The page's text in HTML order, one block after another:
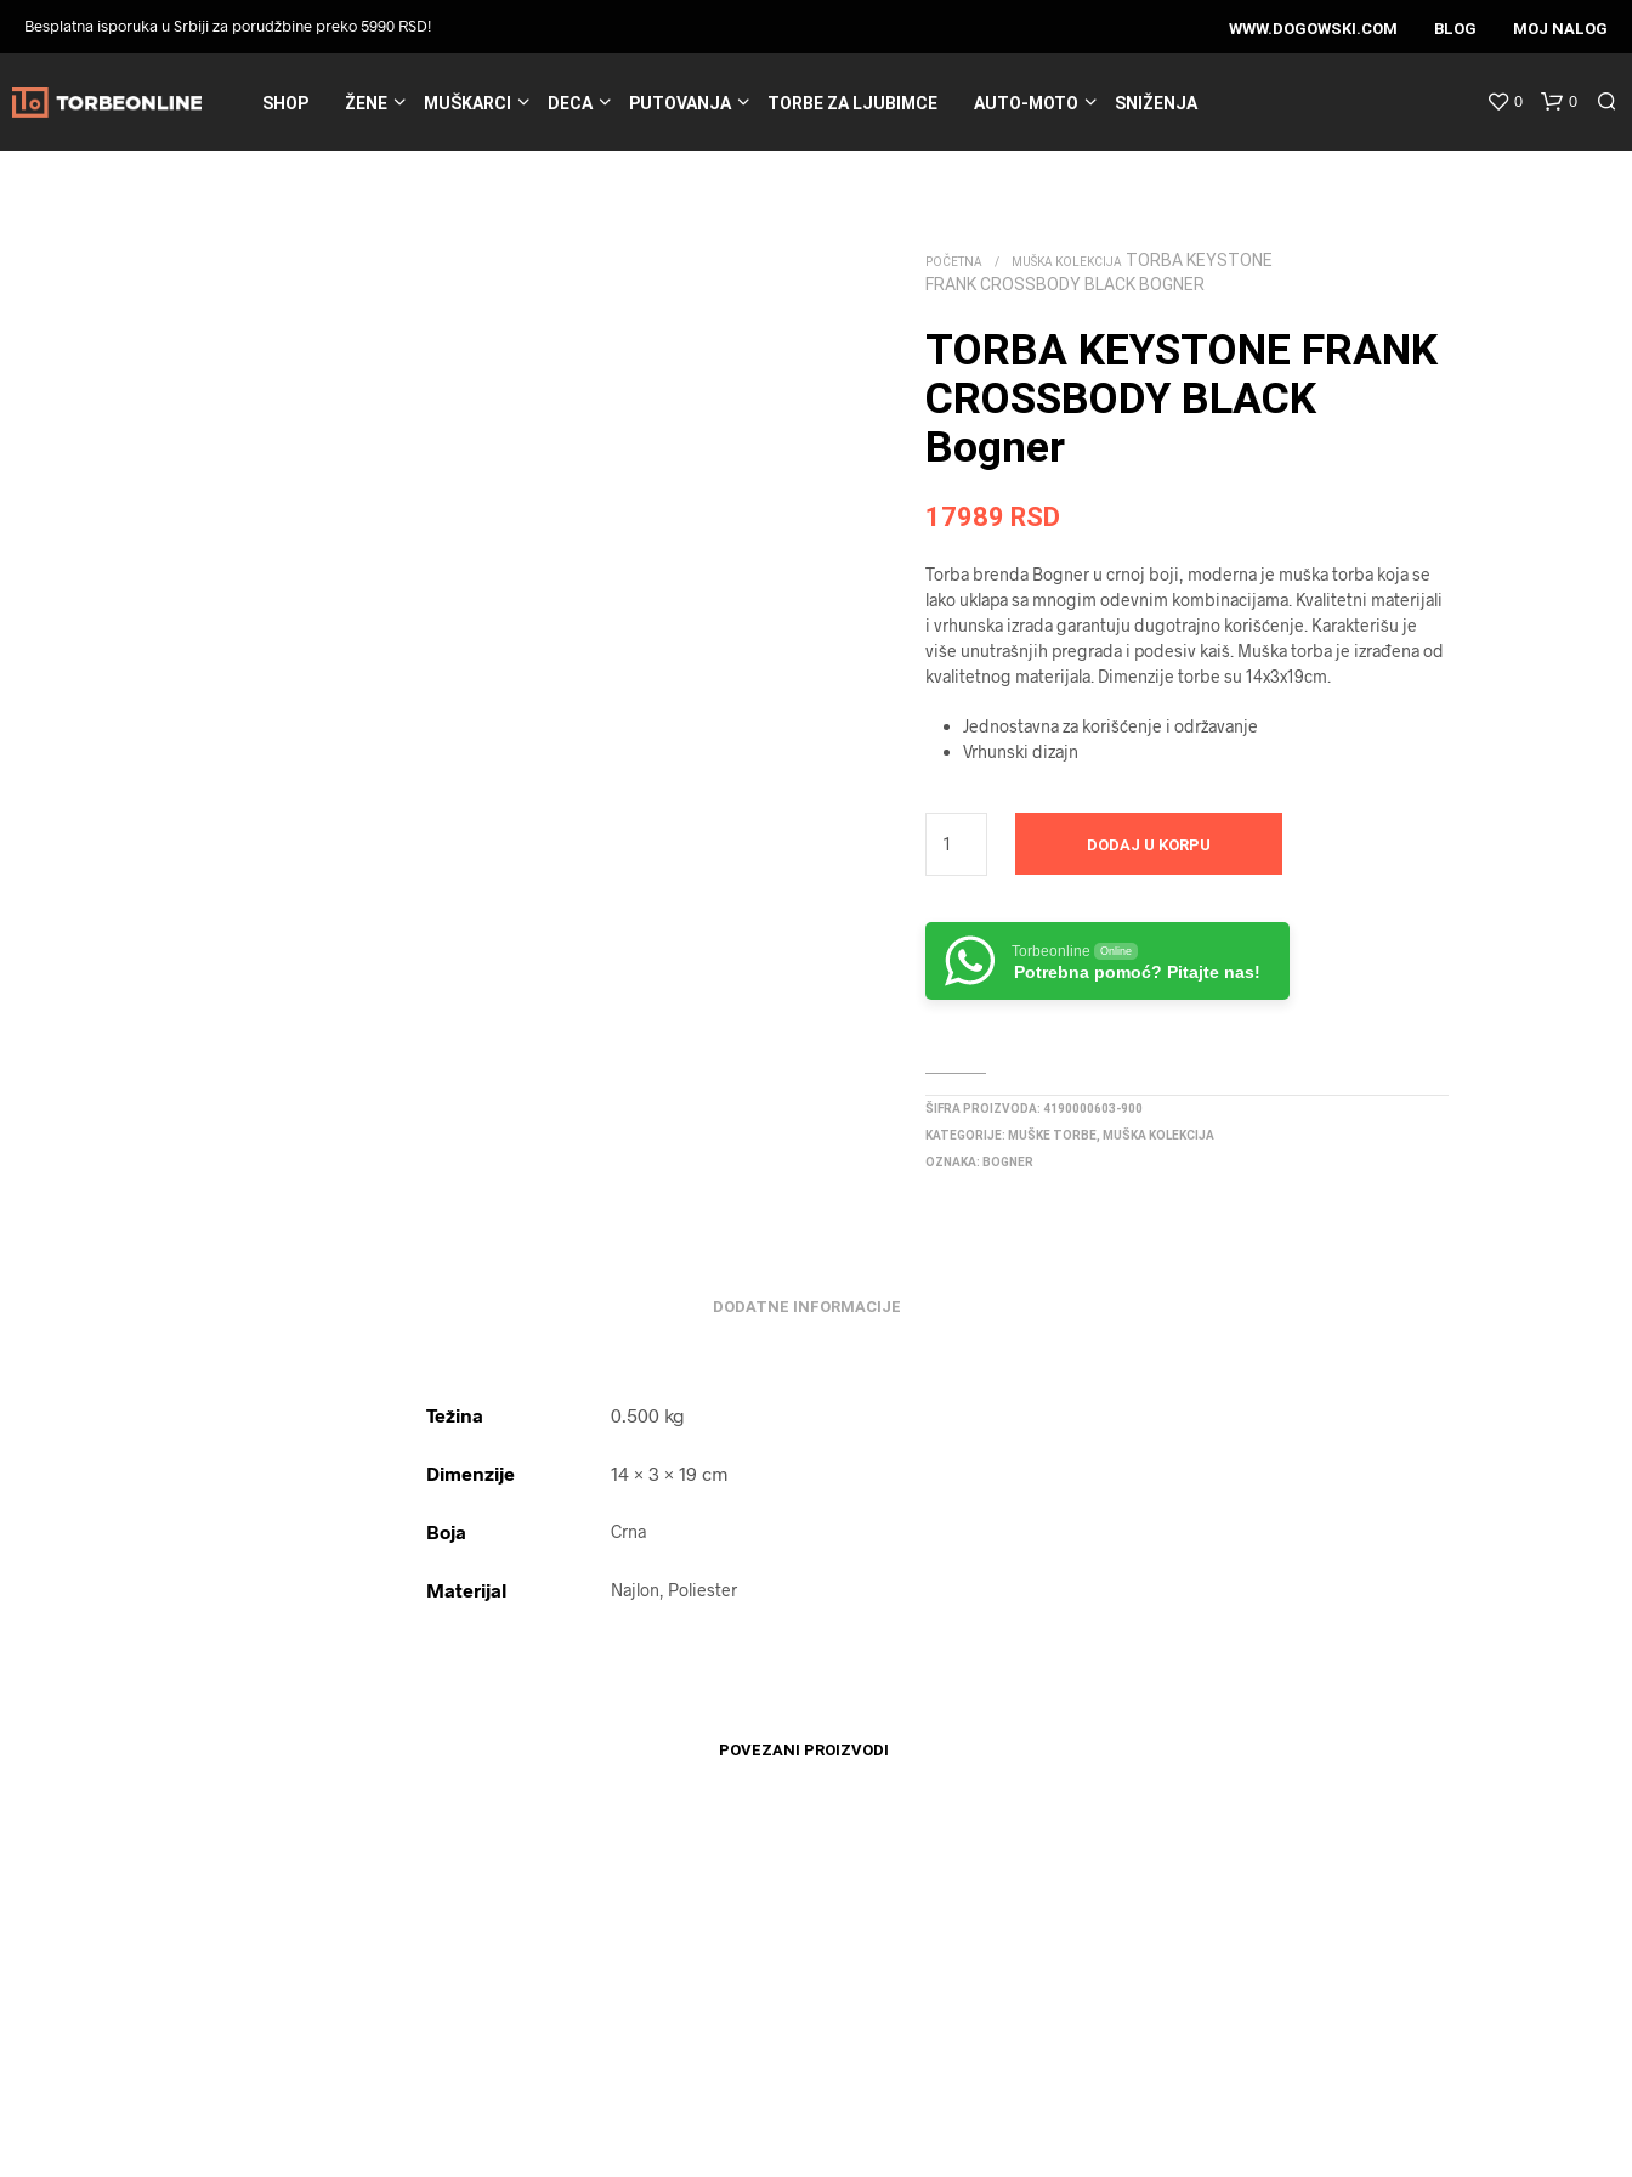
Besplatna isporuka u Srbiji za porudžbine preko 5990 RSD! WWW.DOGOWSKI.COM BLOG MOJ NALOG
SHOP ŽENE MUŠKARCI DECA PUTOVANJA TORBE ZA LJUBIMCE AUTO-MOTO SNIŽENJA 0 0
POČETNA / MUŠKA KOLEKCIJA TORBA KEYSTONE
FRANK CROSSBODY BLACK BOGNER
TORBA KEYSTONE FRANK
CROSSBODY BLACK
Bogner
17989 RSD
Torba brenda Bogner u crnoj boji, moderna je muška torba koja se
lako uklapa sa mnogim odevnim kombinacijama. Kvalitetni materijali
i vrhunska izrada garantuju dugotrajno korišćenje. Karakterišu je
više unutrašnjih pregrada i podesiv kaiš. Muška torba je izrađena od
kvalitetnog materijala. Dimenzije torbe su 14x3x19cm.
Jednostavna za korišćenje i održavanje
Vrhunski dizajn
DODAJ U KORPU
Torbeonline Online
Potrebna pomoć? Pitajte nas!
ŠIFRA PROIZVODA: 4190000603-900
KATEGORIJE: MUŠKE TORBE
MUŠKA KOLEKCIJA
OZNAKA: BOGNER
DODATNE INFORMACIJE
Težina 0.500 kg
Dimenzije 14 × 3 × 19 cm
Boja Crna
Materijal Najlon, Poliester
POVEZANI PROIZVODI